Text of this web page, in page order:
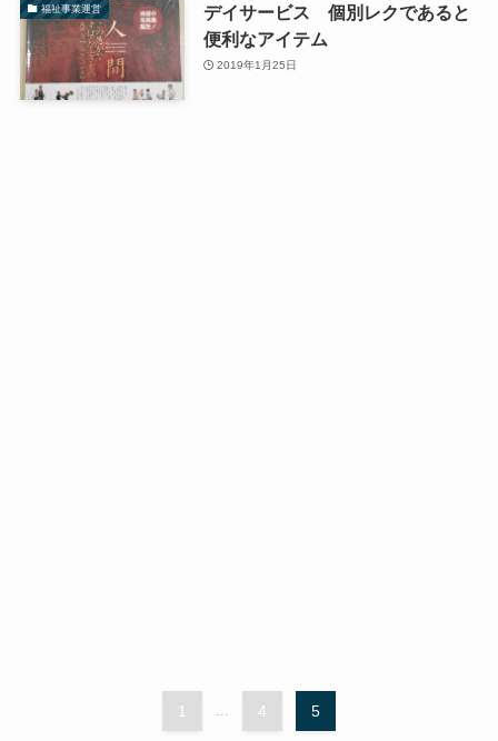
福祉事業運営
デイサービス 個別レクであると
便利なアイテム
2019年1月25日
1 ... 4 5